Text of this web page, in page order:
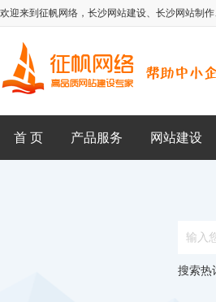
欢迎来到征帆网络， 长沙网站建设、 长沙网站制作
首 页 产品服务 网站建设
搜索热